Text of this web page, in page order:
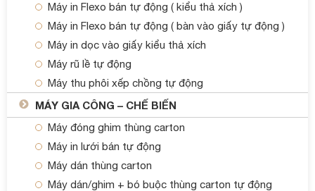
Máy in Flexo bán tự động ( kiểu thả xích )
Máy in Flexo bán tự động ( bàn vào giấy tự động )
Máy in dọc vào giấy kiểu thả xích
Máy rũ lề tự động
Máy thu phôi xếp chồng tự động
MÁY GIA CÔNG – CHẾ BIẾN
Máy đóng ghim thùng carton
Máy in lưới bán tự động
Máy dán thùng carton
Máy dán/ghim + bó buộc thùng carton tự động